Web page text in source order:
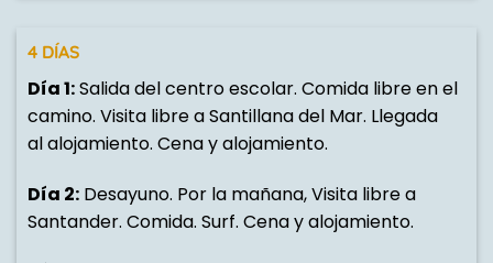
4 DÍAS
Día 1:Salida del centro escolar. Comida libre en el
camino. Visita libre a Santillana del Mar. Llegada
al alojamiento. Cena y alojamiento.
Día 2: Desayuno. Por la mañana, Visita libre a
Santander. Comida. Surf. Cena y alojamiento.